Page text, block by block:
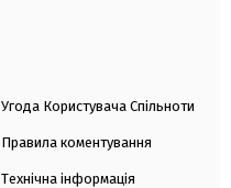
Угода Користувача Спільноти
Правила коментування
Технічна інформація